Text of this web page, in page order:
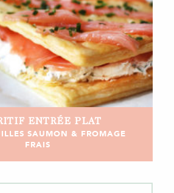
ENTRÉE PLAT
SAUMON & FROMAGE
FRAIS